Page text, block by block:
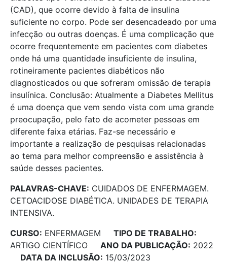
(CAD), que ocorre devido à falta de insulina
suficiente no corpo. Pode ser desencadeado por uma
infecção ou outras doenças. É uma complicação que
ocorre frequentemente em pacientes com diabetes
onde há uma quantidade insuficiente de insulina,
rotineiramente pacientes diabéticos não
diagnosticados ou que sofreram omissão de terapia
insulínica. Conclusão: Atualmente a Diabetes Mellitus
é uma doença que vem sendo vista com uma grande
preocupação, pelo fato de acometer pessoas em
diferente faixa etárias. Faz-se necessário e
importante a realização de pesquisas relacionadas
ao tema para melhor compreensão e assistência à
saúde desses pacientes.
PALAVRAS-CHAVE: CUIDADOS DE ENFERMAGEM.
CETOACIDOSE DIABÉTICA. UNIDADES DE TERAPIA
INTENSIVA.
CURSO: ENFERMAGEM
TIPO DE TRABALHO:
ARTIGO CIENTÍFICO
ANO DA PUBLICAÇÃO: 2022
DATA DA INCLUSÃO: 15/03/2023